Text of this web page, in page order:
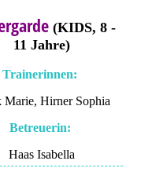
(KIDS, 8 -
11 Jahre)
Trainerinnen:
Marie, Hirner Sophia
Betreuerin:
Haas Isabella